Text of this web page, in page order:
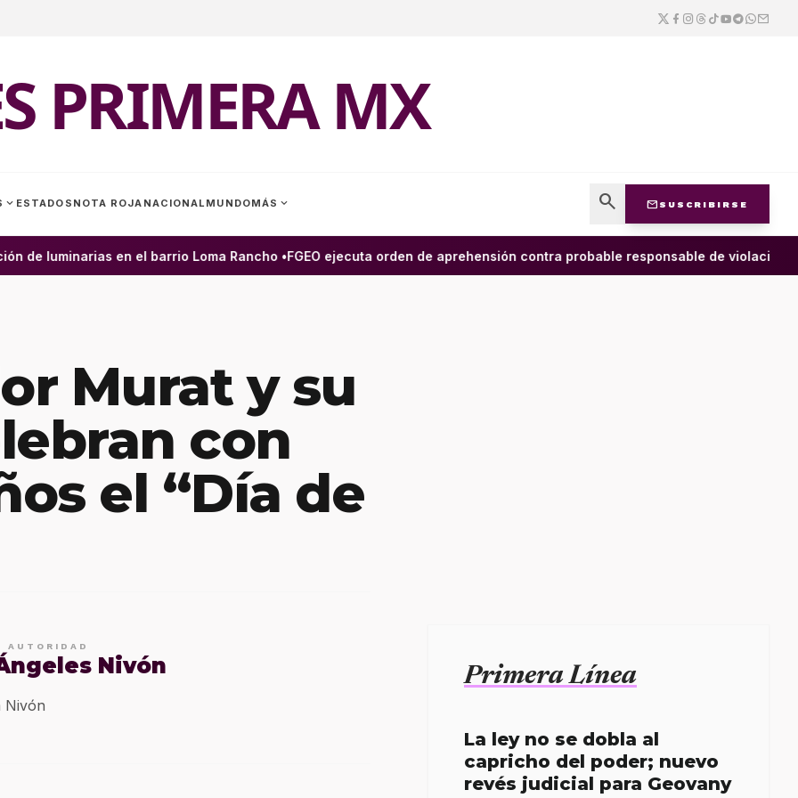
PRIMERA MX
expand_more ESTADOS NOTA ROJA NACIONAL MUNDOMÁS expand_more search mail SUSCRIBIRSE
luminarias en el barrio Loma Rancho •FGEO ejecuta orden de aprehensión contra probable responsable de violación
Murat y su
con
el “Día de
AUTORIDAD
Nivón
Nivón
Primera Línea
La ley no se dobla al
capricho del poder; nuevo
revés judicial para Geovany